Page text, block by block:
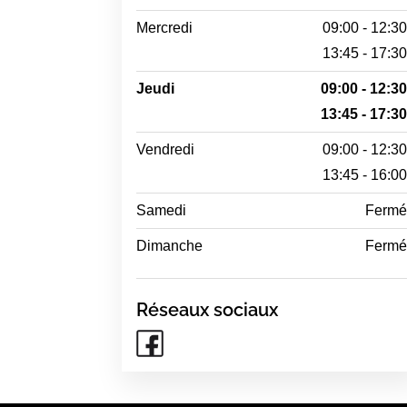
Mercredi
09:00 - 12:30
13:45 - 17:30
Jeudi
09:00 - 12:30
13:45 - 17:30
Vendredi
09:00 - 12:30
13:45 - 16:00
Samedi Fermé
Dimanche Fermé
Réseaux sociaux